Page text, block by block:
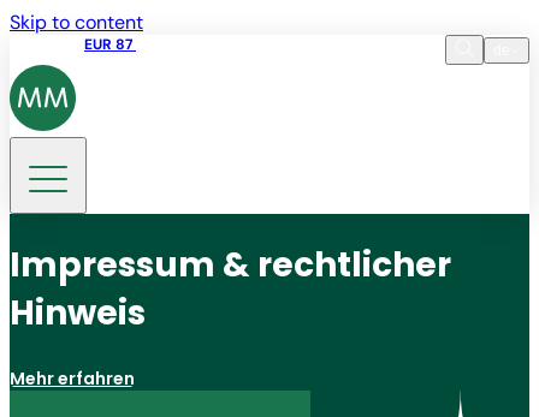
Skip to content
EUR 87
DE
Impressum & rechtlicher
Hinweis
Mehr erfahren